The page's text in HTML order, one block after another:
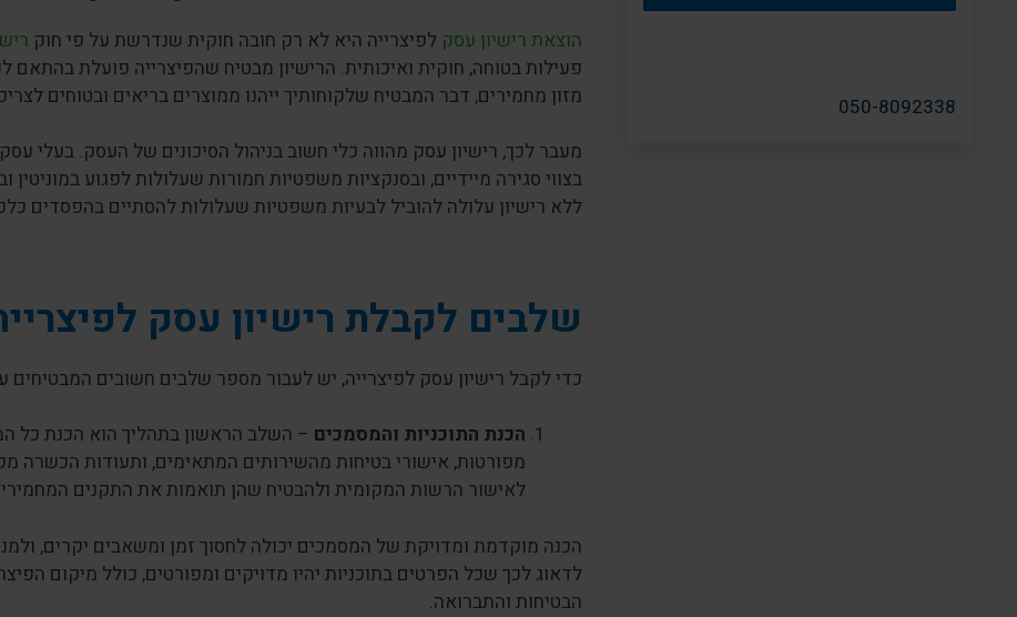
הוצאת רישיון עסק לפיצרייה היא לא רק חובה חוקית שנדרשת על פי חוק
פעילות בטוחה, חוקית ואיכותית. הרישיון מבטיח שהפיצרייה פועלת בהתאם
מזון מחמירים, דבר המבטיח שלקוחותיך ייהנו ממוצרים בריאים ובטוחים
מעבר לכך, רישיון עסק מהווה כלי חשוב בניהול הסיכונים של העסק. בעלי
בצווי סגירה מיידיים, ובסנקציות משפטיות חמורות שעלולות לפגוע
ללא רישיון עלולה להוביל לבעיות משפטיות שעלולות להסתיים בהפסדים
שלבים לקבלת רישיון עסק
כדי לקבל רישיון עסק לפיצרייה, יש לעבור מספר שלבים חשובים המבטיחים
הכנת התוכניות והמסמכים – השלב הראשון בתהליך הוא הכנת כל
מפורטות, אישורי בטיחות מהשירותים המתאימים, ותעודות הכשרה
לאישור הרשות המקומית ולהבטיח שהן תואמות את התקנים
הכנה מוקדמת ומדויקת של המסמכים יכולה לחסוך זמן ומשאבים יקרים,
לדאוג לכך שכל הפרטים בתוכניות יהיו מדויקים ומפורטים, כולל מיקום
הבטיחות והתברואה.
050-8092338